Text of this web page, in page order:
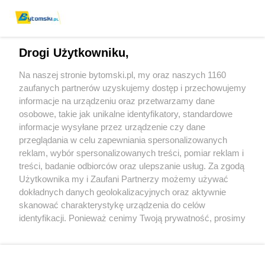
Wydawca mediów lokalnych
Nie zapomnij
zapoznać się z:
polityką prywatności regulamin korzystania z portali
Twojemiasto
Piekary Śląskie
Chorzów
Tarnowskie Góry
Skontaktuj sięz nami
Kontakt
Wydawca
Pogoda
Drogi Użytkowniku,
Na naszej stronie bytomski.pl, my oraz naszych 1160
zaufanych partnerów uzyskujemy dostęp i przechowujemy
informacje na urządzeniu oraz przetwarzamy dane
osobowe, takie jak unikalne identyfikatory, standardowe
informacje wysyłane przez urządzenie czy dane
przeglądania w celu zapewniania spersonalizowanych
reklam, wybór spersonalizowanych treści, pomiar reklam i
treści, badanie odbiorców oraz ulepszanie usług. Za zgodą
Użytkownika my i Zaufani Partnerzy możemy używać
dokładnych danych geolokalizacyjnych oraz aktywnie
skanować charakterystykę urządzenia do celów
identyfikacji. Ponieważ cenimy Twoją prywatność, prosimy